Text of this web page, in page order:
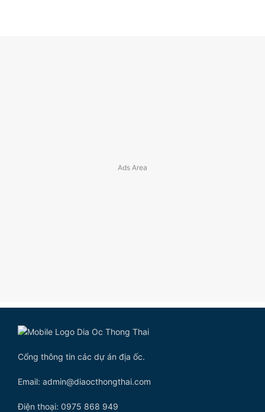
Cổng thông tin các dự án địa ốc.
Email: admin@diaocthongthai.com
Điện thoại: 0975 868 949